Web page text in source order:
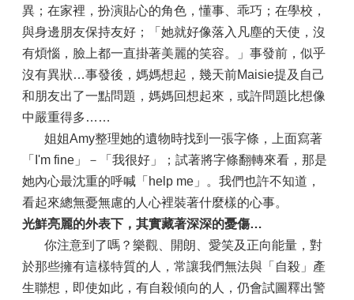
異；在家裡，扮演貼心的角色，懂事、乖巧；在學校，
與身邊朋友保持友好；「她就好像落入凡塵的天使，沒
有煩惱，臉上都一直掛著美麗的笑容。」事發前，似乎
沒有異狀…事發後，媽媽想起，幾天前Maisie提及自己
和朋友出了一點問題，媽媽回想起來，或許問題比想像
中嚴重得多……
姐姐Amy整理她的遺物時找到一張字條，上面寫著
「I'm fine」－「我很好」；試著將字條翻轉來看，那是
她內心最沈重的呼喊「help me」。我們也許不知道，
看起來總無憂無慮的人心裡裝著什麼樣的心事。
光鮮亮麗的外表下，其實藏著深深的憂傷…
你注意到了嗎？樂觀、開朗、愛笑及正向能量，對
於那些擁有這樣特質的人，常讓我們無法與「自殺」產
生聯想，即使如此，有自殺傾向的人，仍會試圖釋出警